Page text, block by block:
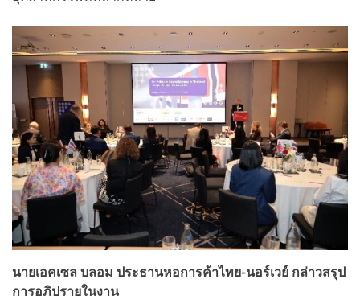
นายเอคเซล บลอม ประธานหอการค้าไทย-นอร์เวย์ กล่าวสรุป
การอภิปรายในงาน